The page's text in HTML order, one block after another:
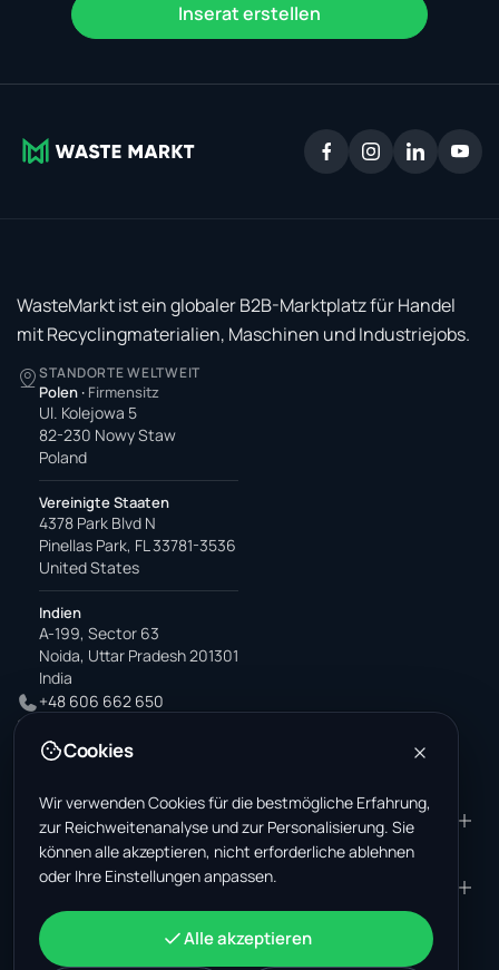
Inserat erstellen
WasteMarkt ist ein globaler B2B-Marktplatz für Handel
mit Recyclingmaterialien, Maschinen und Industriejobs.
STANDORTE WELTWEIT
Polen · Firmensitz
Ul. Kolejowa 5
82-230 Nowy Staw
Poland
Vereinigte Staaten
4378 Park Blvd N
Pinellas Park, FL 33781-3536
United States
Indien
A-199, Sector 63
Noida, Uttar Pradesh 201301
India
+48 606 662 650
office@wastemarkt.com
PRODUKT
Marktplatz
Materialien — Verkauf
Materialien — Kauf
Jobs (USA)
RESOURCES
Supplier Academy
Trust & Safety
Schrottmarkt Mexiko
UNTERNEHMEN
Über uns
Support
RECHTLICHES
Datenschutz
KONTO
Anmelden
Cookies
Wir verwenden Cookies für die bestmögliche Erfahrung,
zur Reichweitenanalyse und zur Personalisierung. Sie
können alle akzeptieren, nicht erforderliche ablehnen
oder Ihre Einstellungen anpassen.
Alle akzeptieren